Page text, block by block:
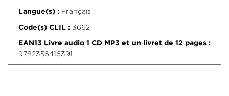
Langue(s) :Français
Code(s) CLIL :3662
EAN13 Livre audio 1 CD MP3 et un livret de 12 pages :
9782356416391